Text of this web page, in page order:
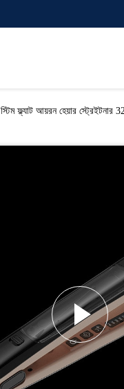
স্টিম ফ্ল্যাট আয়রন হেয়ার স্ট্রেইটনার